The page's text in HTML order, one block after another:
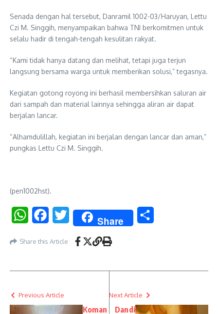
Senada dengan hal tersebut, Danramil 1002-03/Haruyan, Lettu
Czi M. Singgih, menyampaikan bahwa TNI berkomitmen untuk
selalu hadir di tengah-tengah kesulitan rakyat.
“Kami tidak hanya datang dan melihat, tetapi juga terjun
langsung bersama warga untuk memberikan solusi,” tegasnya.
Kegiatan gotong royong ini berhasil membersihkan saluran air
dari sampah dan material lainnya sehingga aliran air dapat
berjalan lancar.
“Alhamdulillah, kegiatan ini berjalan dengan lancar dan aman,”
pungkas Lettu Czi M. Singgih.
(pen1002hst).
WhatsAppFacebookTwitter Share
Share this Article
Previous Article
Koman
Next Article
Dandi